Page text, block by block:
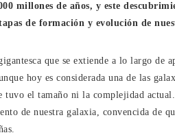
millones de años, y este
de formación y evolución de
que se extiende a lo largo de
hoy es considerada una de las
tuvo el tamaño ni la complejidad
de nuestra galaxia, convencida de